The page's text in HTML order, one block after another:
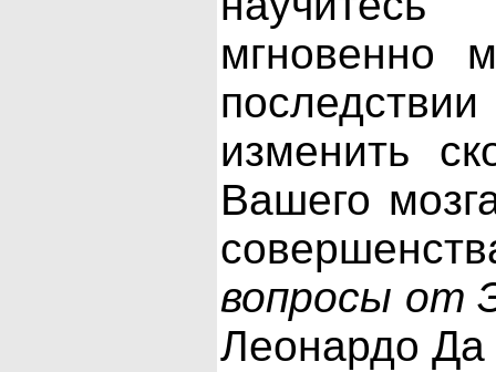
мгновенно
изменить
Вашего
вопросы от
Леонардо Да